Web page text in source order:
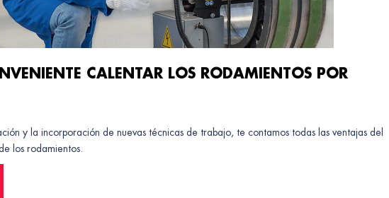
CALENTAR LOS RODAMIENTOS POR
y la incorporación de nuevas técnicas de trabajo, te contamos todas las ventajas del
los rodamientos.